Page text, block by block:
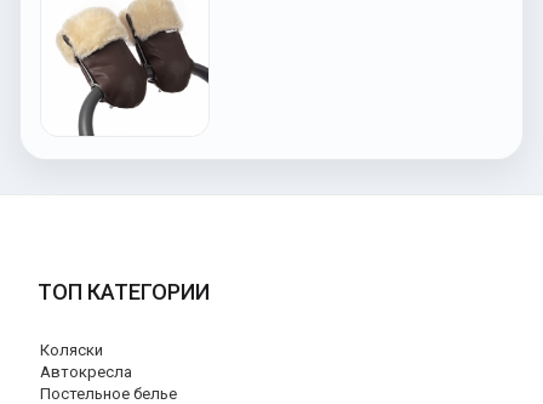
ТОП КАТЕГОРИИ
Коляски
Автокресла
Постельное белье